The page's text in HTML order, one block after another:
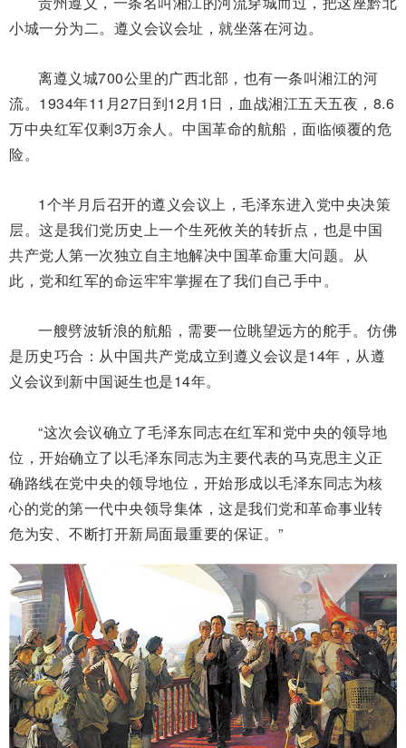
小城一分为二。遵义会议会址，就坐落在河边。
离遵义城700公里的广西北部，也有一条叫湘江的河
流。1934年11月27日到12月1日，血战湘江五天五夜，8.6
万中央红军仅剩3万余人。中国革命的航船，面临倾覆的危
险。
1个半月后召开的遵义会议上，毛泽东进入党中央决策
层。这是我们党历史上一个生死攸关的转折点，也是中国
共产党人第一次独立自主地解决中国革命重大问题。从
此，党和红军的命运牢牢掌握在了我们自己手中。
一艘劈波斩浪的航船，需要一位眺望远方的舵手。仿佛
是历史巧合：从中国共产党成立到遵义会议是14年，从遵
义会议到新中国诞生也是14年。
“这次会议确立了毛泽东同志在红军和党中央的领导地
位，开始确立了以毛泽东同志为主要代表的马克思主义正
确路线在党中央的领导地位，开始形成以毛泽东同志为核
心的党的第一代中央领导集体，这是我们党和革命事业转
危为安、不断打开新局面最重要的保证。”